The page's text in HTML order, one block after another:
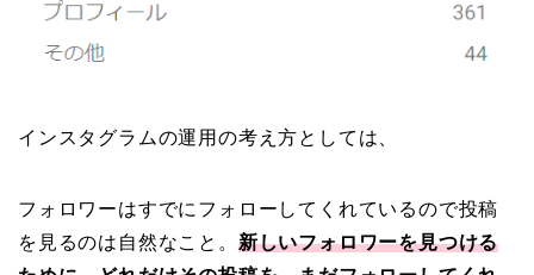
インスタグラムの運用の考え方としては、
フォロワーはすでにフォローしてくれているので投稿
を見るのは自然なこと。 新しいフォロワーを見つける